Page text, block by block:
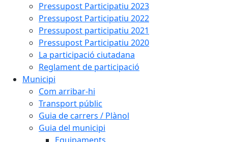
Pressupost Participatiu 2023
Pressupost Participatiu 2022
Pressupost participatiu 2021
Pressupost Participatiu 2020
La participació ciutadana
Reglament de participació
Municipi
Com arribar-hi
Transport públic
Guia de carrers / Plànol
Guia del municipi